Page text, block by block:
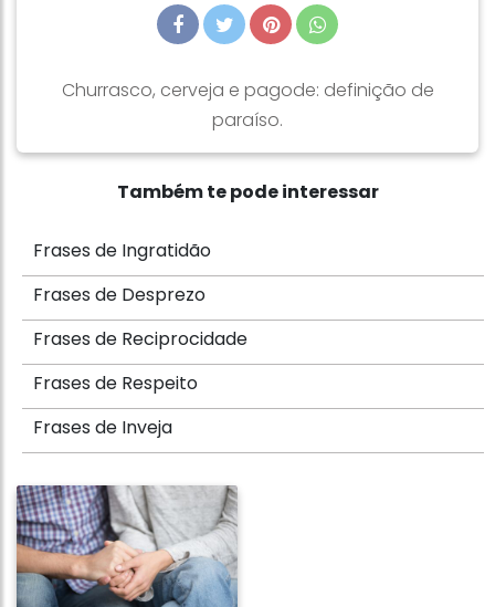
Churrasco, cerveja e pagode: definição de
paraíso.
Também te pode interessar
Frases de Ingratidão
Frases de Desprezo
Frases de Reciprocidade
Frases de Respeito
Frases de Inveja